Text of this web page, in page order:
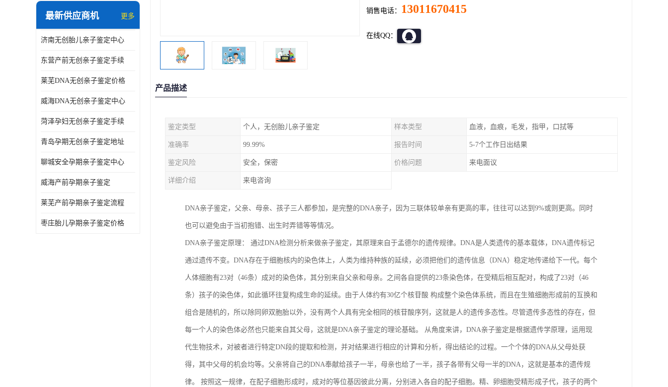
最新供应商机 更多
济南无创胎儿亲子鉴定中心
东营产前无创亲子鉴定手续
莱芜DNA无创亲子鉴定价格
威海DNA无创亲子鉴定中心
菏泽孕妇无创亲子鉴定手续
青岛孕期无创亲子鉴定地址
聊城安全孕期亲子鉴定中心
威海产前孕期亲子鉴定
莱芜产前孕期亲子鉴定流程
枣庄胎儿孕期亲子鉴定价格
销售电话： 13011670415
在线QQ：
产品描述
鉴定类型 个人，无创胎儿亲子鉴定 样本类型 血液，血痕，毛发，指甲，口拭等
准确率 99.99% 报告时间 5-7个工作日出结果
鉴定风险 安全，保密 价格问题 来电面议
详细介绍 来电咨询
DNA亲子鉴定，父亲、母亲、孩子三人都参加，是完整的DNA亲子，因为三联体较单亲有更高的率，往往可以达到9%或则更高。同时
也可以避免由于当初抱错、出生时弄错等等情况。
DNA亲子鉴定原理： 通过DNA检测分析来做亲子鉴定，其原理来自于孟德尔的遗传规律。DNA是人类遗传的基本载体，DNA遗传标记
通过遗传不变。DNA存在于细胞核内的染色体上，人类为维持种族的延续，必须把他们的遗传信息（DNA）稳定地传递给下一代。每个
人体细胞有23对（46条）成对的染色体，其分别来自父亲和母亲。之间各自提供的23条染色体，在受精后相互配对，构成了23对（46
条）孩子的染色体，如此循环往复构成生命的延续。由于人体约有30亿个核苷酸 构成整个染色体系统，而且在生殖细胞形成前的互换和
组合是随机的，所以除同卵双胞胎以外，没有两个人具有完全相同的核苷酸序列，这就是人的遗传多态性。尽管遗传多态性的存在，但
每一个人的染色体必然也只能来自其父母，这就是DNA亲子鉴定的理论基础。 从角度来讲，DNA亲子鉴定是根据遗传学原理，运用现
代生物技术，对被者进行特定DN段的提取和检测，并对结果进行相应的计算和分析，得出结论的过程。一个个体的DNA从父母处获
得，其中父母的机会均等。父亲将自己的DNA奉献给孩子一半，母亲也给了一半，孩子各带有父母一半的DNA，这就是基本的遗传规
律。 按照这一规律，在配子细胞形成时，成对的等位基因彼此分离，分别进入各自的配子细胞。精、卵细胞受精形成子代，孩子的两个